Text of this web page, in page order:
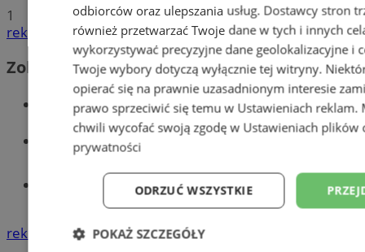
1
reklama
Zobacz również
Wiadomości kryminalne w Wodzisławiu
Wiadomości lokalne
Tworzenie stron www - Wodzisław
reklama
odbiorców oraz ulepszania usług. Dostawcy stron
również przetwarzać Twoje dane w tych i innych
wykorzystywać precyzyjne dane geolokalizacyjne i
Twoje wybory dotyczą wyłącznie tej witryny.
opierać się na prawnie uzasadnionym interesie
prawo sprzeciwić się temu w Ustawieniach reklam.
chwili wycofać swoją zgodę w Ustawieniach plików
prywatności
ODRZUĆ WSZYSTKIE
POKAŻ SZCZEGÓŁY